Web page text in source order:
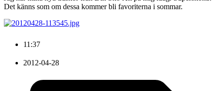
Det känns som om dessa kommer bli favoriterna i sommar.
11:37
2012-04-28